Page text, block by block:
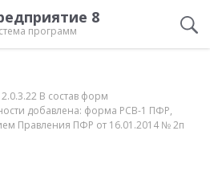
8
программ
В состав форм
добавлена: форма РСВ-1 ПФР,
Правления ПФР от 16.01.2014 № 2п